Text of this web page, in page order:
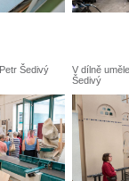
Šedivý
V dílně
Šedivý